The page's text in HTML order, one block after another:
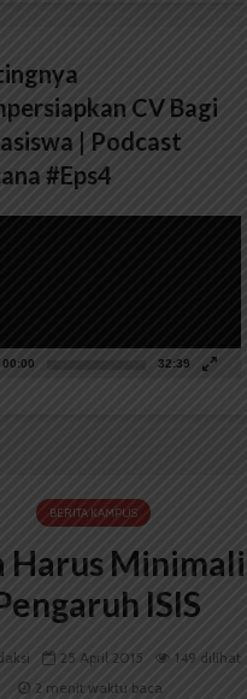
CV Bagi
| Podcast
#Eps4
00:00 32:39
BERITA KAMPUS
Harus
ISIS
25 April 2015
149 dilihat
2 menit waktu baca